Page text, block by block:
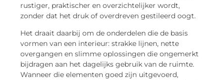
rustiger, praktischer en overzichtelijker wordt,
zonder dat het druk of overdreven gestileerd oogt.
Het draait daarbij om de onderdelen die de basis
vormen van een interieur: strakke lijnen, nette
overgangen en slimme oplossingen die ongemerkt
bijdragen aan het dagelijks gebruik van de ruimte.
Wanneer die elementen goed zijn uitgevoerd,